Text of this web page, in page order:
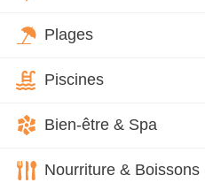
Plages
Piscines
Bien-être & Spa
Nourriture & Boissons